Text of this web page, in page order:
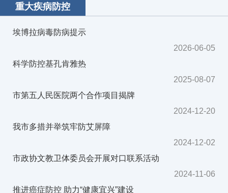
重大疾病防控
埃博拉病毒防病提示
2026-06-05
科学防控基孔肯雅热
2025-08-07
市第五人民医院两个合作项目揭牌
2024-12-20
我市多措并举筑牢防艾屏障
2024-12-02
市政协文教卫体委员会开展对口联系活动
2024-11-06
推进癌症防控 助力“健康宜兴”建设